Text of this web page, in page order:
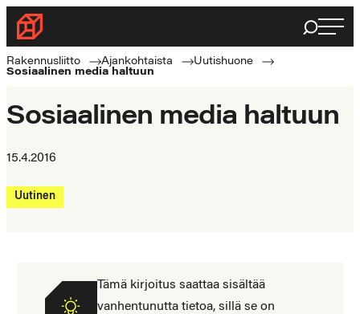
Siirry
suoraan
sisältöön
Rakennusliitto
Rakennusalan
ammattilaisten
Haku
Rakennusliitto Ajankohtaista
Uutishuone
Sosiaalinen media haltuun
Sosiaalinen media haltuun
15.4.2016
Uutinen
Tämä kirjoitus saattaa sisältää
vanhentunutta tietoa, sillä se on